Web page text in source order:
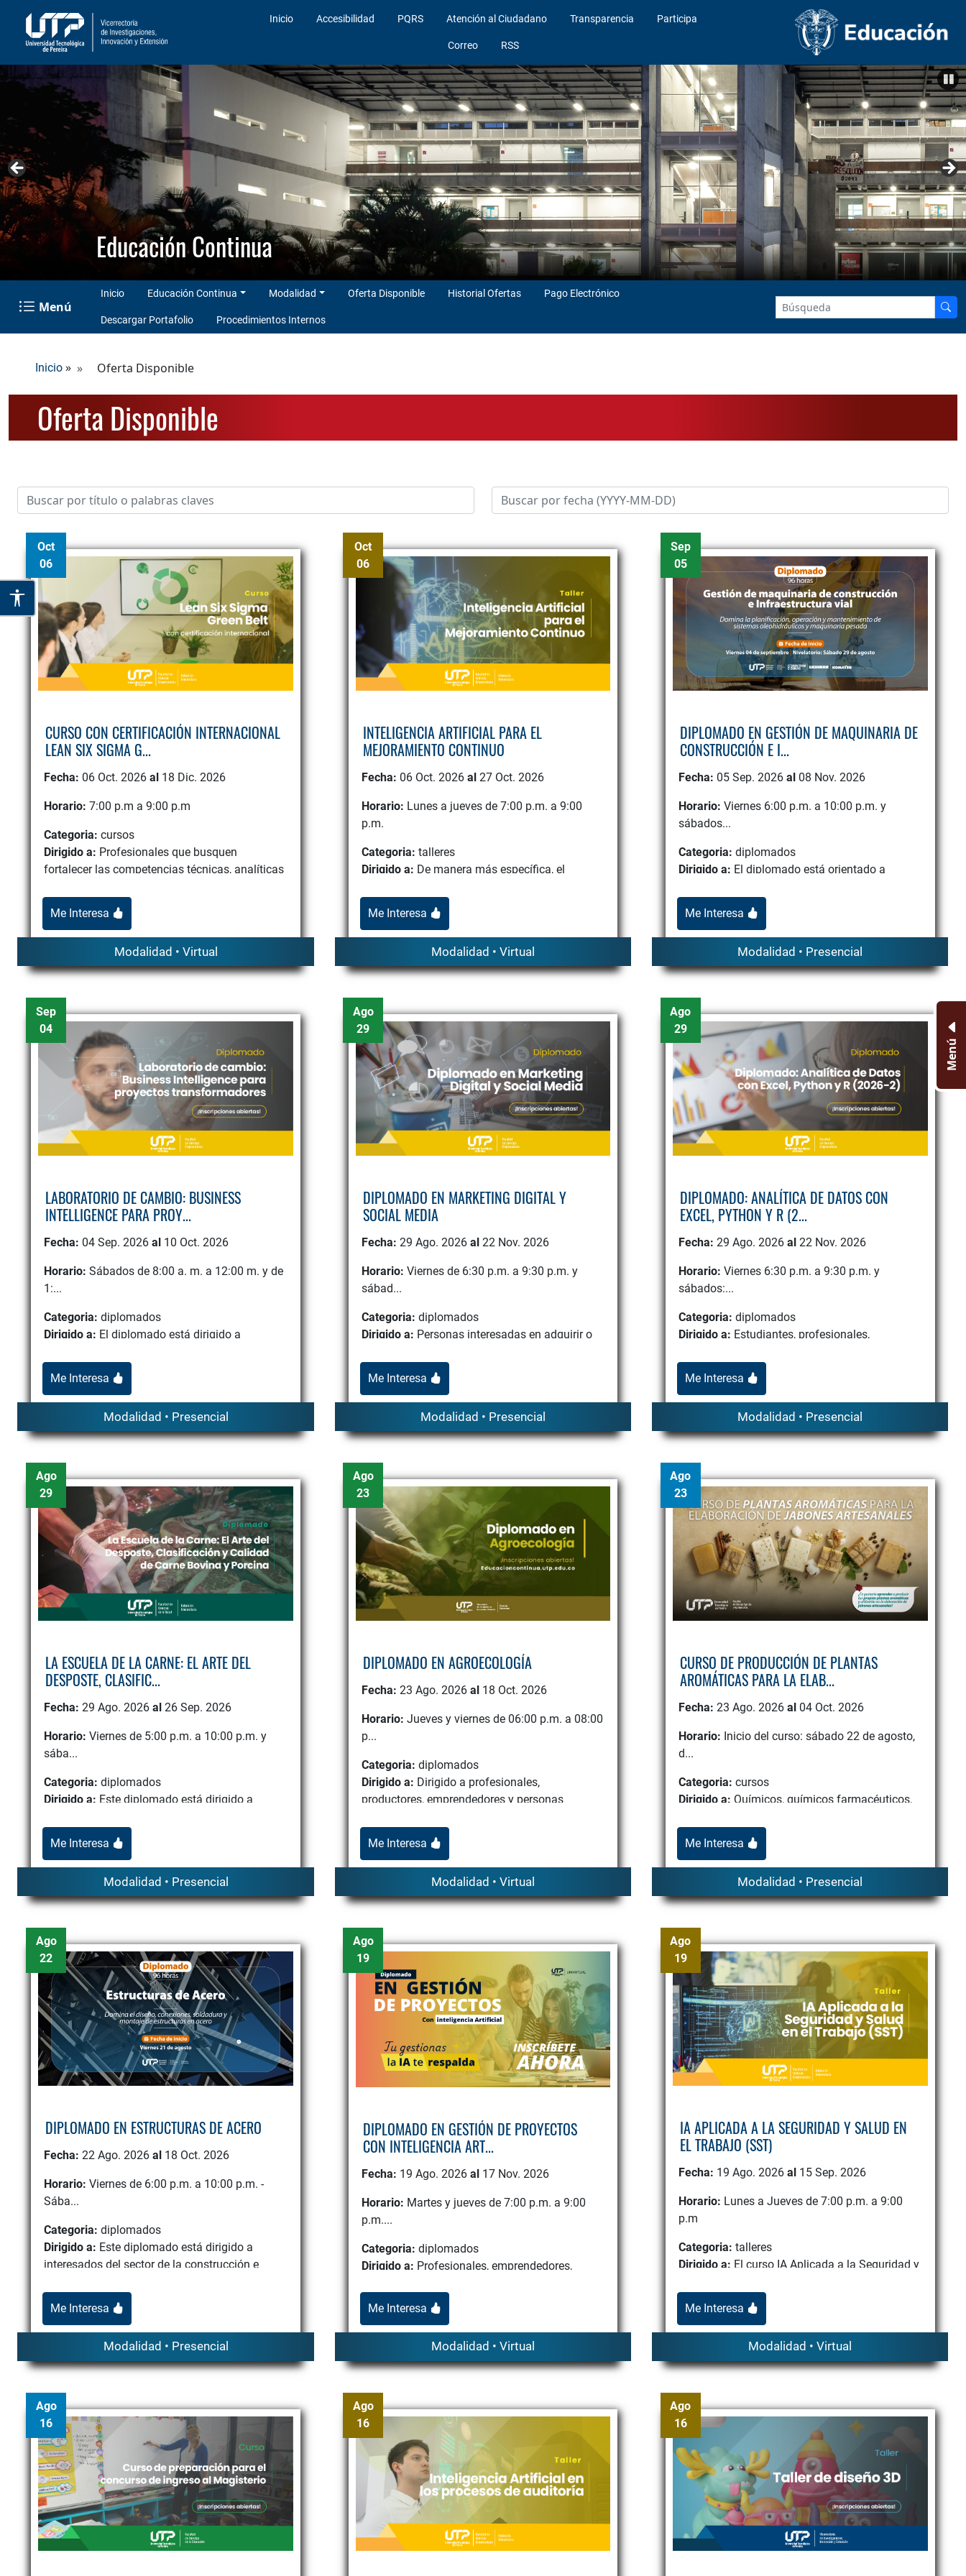
Inicio Accesibilidad PQRS Atención al Ciudadano Transparencia Participa
Correo RSS
Educación Continua
Menú
Inicio Educación Continua Modalidad Oferta Disponible Historial Ofertas Pago Electrónico
Descargar Portafolio Procedimientos Internos
Menú
Inicio » Oferta Disponible
Oferta Disponible
Oct
06
CURSO CON CERTIFICACIÓN INTERNACIONAL
LEAN SIX SIGMA G...
Fecha: 06 Oct. 2026al 18 Dic. 2026
Horario: 7:00 p.m a 9:00 p.m
Categoria: cursos
Dirigido a: Profesionales que busquen
fortalecer las competencias técnicas, analíticas
Me Interesa
Modalidad • Virtual
Oct
06
INTELIGENCIA ARTIFICIAL PARA EL
MEJORAMIENTO CONTINUO
Fecha: 06 Oct. 2026 al27 Oct. 2026
Horario: Lunes a jueves de 7:00 p.m. a 9:00
p.m.
Categoria: talleres
Dirigido a: De manera más específica, el
vinculados a áreas de ...
Me Interesa
Modalidad • Virtual
Sep
05
DIPLOMADO EN GESTIÓN DE MAQUINARIA DE
CONSTRUCCIÓN E I...
Fecha: 05 Sep. 2026al 08 Nov. 2026
Horario: Viernes 6:00 p.m. a 10:00 p.m. y
sábados...
Categoria: diplomados
Dirigido a: El diplomado está orientado a
supervisores de o...
Me Interesa
Modalidad • Presencial
Sep
04
LABORATORIO DE CAMBIO: BUSINESS
INTELLIGENCE PARA PROY...
Fecha: 04 Sep. 2026al 10 Oct. 2026
Horario: Sábados de 8:00 a. m. a 12:00 m. y de
1:...
Categoria: diplomados
Dirigido a: El diplomado está dirigido a
Tecnológica de Pereira de c...
Me Interesa
Modalidad • Presencial
Ago
29
DIPLOMADO EN MARKETING DIGITAL Y
SOCIAL MEDIA
Fecha: 29 Ago. 2026 al22 Nov. 2026
Horario: Viernes de 6:30 p.m. a 9:30 p.m. y
sábad...
Categoria: diplomados
Dirigido a: Personas interesadas en adquirir o
gestión de redes ...
Me Interesa
Modalidad • Presencial
Ago
29
DIPLOMADO: ANALÍTICA DE DATOS CON
EXCEL, PYTHON Y R (2...
Fecha: 29 Ago. 2026al 22 Nov. 2026
Horario: Viernes 6:30 p.m. a 9:30 p.m. y
sábados:...
Categoria: diplomados
Dirigido a: Estudiantes, profesionales,
interesados en fortalecer ...
Me Interesa
Modalidad • Presencial
Ago
29
LA ESCUELA DE LA CARNE: EL ARTE DEL
DESPOSTE, CLASIFIC...
Fecha: 29 Ago. 2026al 26 Sep. 2026
Horario: Viernes de 5:00 p.m. a 10:00 p.m. y
sába...
Categoria: diplomados
Dirigido a: Este diplomado está dirigido a
agropecuario y de ...
Me Interesa
Modalidad • Presencial
Ago
23
DIPLOMADO EN AGROECOLOGÍA
Fecha: 23 Ago. 2026 al18 Oct. 2026
Horario: Jueves y viernes de 06:00 p.m. a 08:00
p...
Categoria: diplomados
Dirigido a: Dirigido a profesionales,
productores, emprendedores y personas
Me Interesa
Modalidad • Virtual
Ago
23
CURSO DE PRODUCCIÓN DE PLANTAS
AROMÁTICAS PARA LA ELAB...
Fecha: 23 Ago. 2026al 04 Oct. 2026
Horario: Inicio del curso: sábado 22 de agosto,
d...
Categoria: cursos
Dirigido a: Químicos, químicos farmacéuticos,
y personas sin co...
Me Interesa
Modalidad • Presencial
Ago
22
DIPLOMADO EN ESTRUCTURAS DE ACERO
Fecha: 22 Ago. 2026al 18 Oct. 2026
Horario: Viernes de 6:00 p.m. a 10:00 p.m. -
Sába...
Categoria: diplomados
Dirigido a: Este diplomado está dirigido a
interesados del sector de la construcción e
Me Interesa
Modalidad • Presencial
Ago
19
DIPLOMADO EN GESTIÓN DE PROYECTOS
CON INTELIGENCIA ART...
Fecha: 19 Ago. 2026 al 17 Nov. 2026
Horario: Martes y jueves de 7:00 p.m. a 9:00
p.m....
Categoria: diplomados
Dirigido a: Profesionales, emprendedores,
área del conocimiento q...
Me Interesa
Modalidad • Virtual
Ago
19
IA APLICADA A LA SEGURIDAD Y SALUD EN
EL TRABAJO (SST)
Fecha: 19 Ago. 2026al 15 Sep. 2026
Horario: Lunes a Jueves de 7:00 p.m. a 9:00
p.m
Categoria: talleres
Dirigido a: El curso IA Aplicada a la Seguridad y
profesionales, tec...
Me Interesa
Modalidad • Virtual
Ago
16
Ago
16
Ago
16